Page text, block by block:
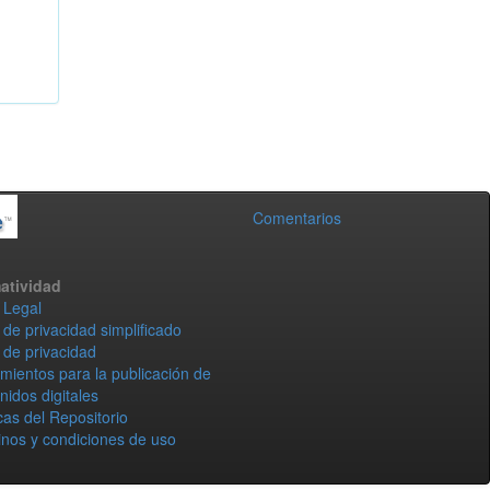
Comentarios
privacidad simplificado
privacidad
para la publicación de
digitales
del Repositorio
y condiciones de uso